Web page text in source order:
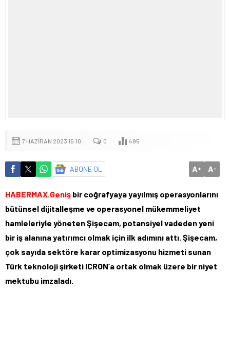
7 HAZIRAN 2023 15:10 0 495
ABONE OL A+ A-
HABERMAX.Geniş bir coğrafyaya yayılmış operasyonlarını
bütünsel dijitalleşme ve operasyonel mükemmeliyet
hamleleriyle yöneten Şişecam, potansiyel vadeden yeni
bir iş alanına yatırımcı olmak için ilk adımını attı. Şişecam,
çok sayıda sektöre karar optimizasyonu hizmeti sunan
Türk teknoloji şirketi ICRON’a ortak olmak üzere bir niyet
mektubu imzaladı.